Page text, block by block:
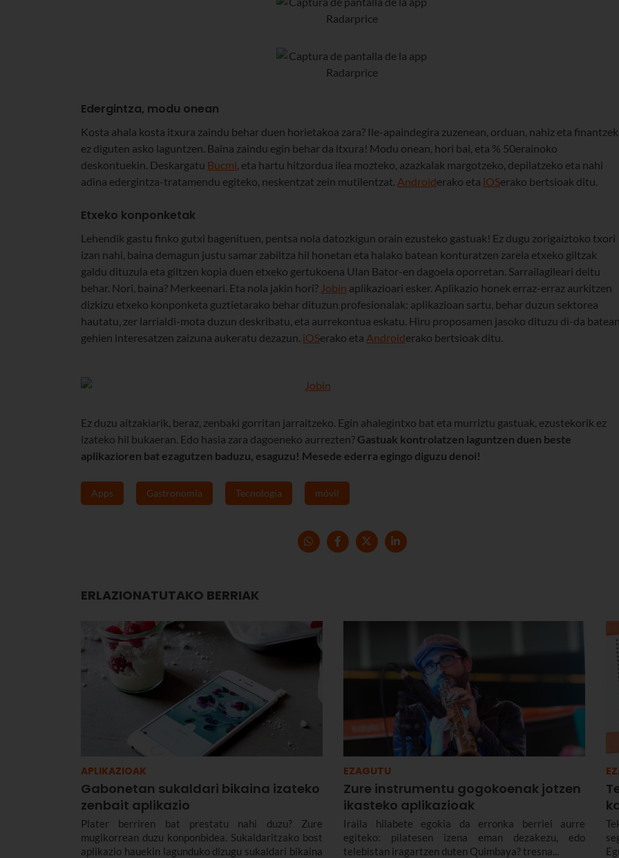
Edergintza, modu onean
Kosta ahala kosta itxura zaindu behar duen horietakoa zara? Ile-apaindegira zuzenean, orduan, nahiz eta finantzek
ez diguten asko laguntzen. Baina zaindu egin behar da itxura! Modu onean, hori bai, eta % 50erainoko
deskontuekin. Deskargatu Bucmi , eta hartu hitzordua ilea mozteko, azazkalak margotzeko, depilatzeko eta nahi
adina edergintza-tratamendu egiteko, neskentzat zein mutilentzat. Androiderako eta iOSerako bertsioak ditu.
Etxeko konponketak
Lehendik gastu finko gutxi bagenituen, pentsa nola datozkigun orain ezusteko gastuak! Ez dugu zorigaiztoko txori
izan nahi, baina demagun justu samar zabiltza hil honetan eta halako batean konturatzen zarela etxeko giltzak
galdu dituzula eta giltzen kopia duen etxeko gertukoena Ulan Bator-en dagoela oporretan. Sarrailagileari deitu
behar. Nori, baina? Merkeenari. Eta nola jakin hori? Jobin aplikazioari esker. Aplikazio honek erraz-erraz aurkitzen
dizkizu etxeko konponketa guztietarako behar dituzun profesionalak: aplikazioan sartu, behar duzun sektorea
hautatu, zer larrialdi-mota duzun deskribatu, eta aurrekontua eskatu. Hiru proposamen jasoko dituzu di-da
gehien interesatzen zaizuna aukeratu dezazun. iOSerako eta Androiderako bertsioak ditu.
Ez duzu aitzakiarik, beraz, zenbaki gorritan jarraitzeko. Egin ahalegintxo bat eta murriztu gastuak, ezustekorik ez
izateko hil bukaeran. Edo hasia zara dagoeneko aurrezten? Gastuak kontrolatzen laguntzen duen beste
aplikazioren bat ezagutzen baduzu, esaguzu! Mesede ederra egingo diguzu denoi!
Apps Gastronomía Tecnología móvil
ERLAZIONATUTAKO BERRIAK
APLIKAZIOAK
Gabonetan sukaldari bikaina izateko
zenbait aplikazio
Plater berriren bat prestatu nahi duzu? Zure
mugikorrean duzu konponbidea. Sukaldaritzako bost
aplikazio hauekin lagunduko dizugu sukaldari bikaina
EZAGUTU
Zure instrumentu gogokoenak jotzen
ikasteko aplikazioak
Iraila hilabete egokia da erronka berriei aurre
egiteko: pilatesen izena eman dezakezu, edo
telebistan iragartzen duten Quimbaya? tresna...